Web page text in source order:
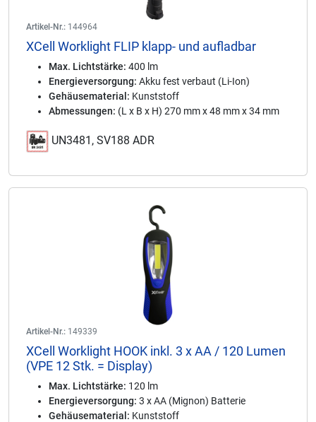
Artikel-Nr.: 144964
XCell Worklight FLIP klapp- und aufladbar
Max. Lichtstärke: 400 lm
Energieversorgung: Akku fest verbaut (Li-Ion)
Gehäusematerial: Kunststoff
Abmessungen: (L x B x H) 270 mm x 48 mm x 34 mm
UN3481, SV188 ADR
Artikel-Nr.: 149339
XCell Worklight HOOK inkl. 3 x AA / 120 Lumen
(VPE 12 Stk. = Display)
Max. Lichtstärke: 120 lm
Energieversorgung: 3 x AA (Mignon) Batterie
Gehäusematerial: Kunststoff